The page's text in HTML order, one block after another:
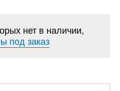
нет в наличии,
под заказ